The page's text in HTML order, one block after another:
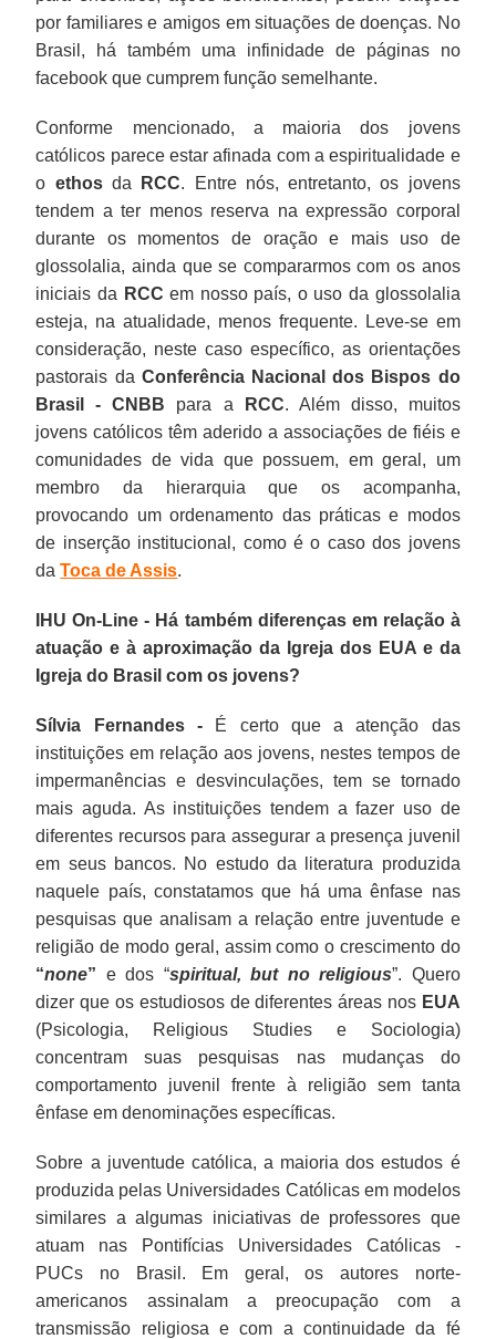
por familiares e amigos em situações de doenças. No
Brasil, há também uma infinidade de páginas no
facebook que cumprem função semelhante.
Conforme mencionado, a maioria dos jovens
católicos parece estar afinada com a espiritualidade e
o ethosda RCC. Entre nós, entretanto, os jovens
tendem a ter menos reserva na expressão corporal
durante os momentos de oração e mais uso de
glossolalia, ainda que se compararmos com os anos
iniciais da RCC em nosso país, o uso da glossolalia
esteja, na atualidade, menos frequente. Leve-se em
consideração, neste caso específico, as orientações
pastorais da Conferência Nacional dos Bispos do
Brasil - CNBB para a RCC. Além disso, muitos
jovens católicos têm aderido a associações de fiéis e
comunidades de vida que possuem, em geral, um
membro da hierarquia que os acompanha,
provocando um ordenamento das práticas e modos
de inserção institucional, como é o caso dos jovens
daToca de Assis.
IHU On-Line - Há também diferenças em relação à
atuação e à aproximação da Igreja dos EUA e da
Igreja do Brasil com os jovens?
Sílvia Fernandes -É certo que a atenção das
instituições em relação aos jovens, nestes tempos de
impermanências e desvinculações, tem se tornado
mais aguda. As instituições tendem a fazer uso de
diferentes recursos para assegurar a presença juvenil
em seus bancos. No estudo da literatura produzida
naquele país, constatamos que há uma ênfase nas
pesquisas que analisam a relação entre juventude e
religião de modo geral, assim como o crescimento do
“none” e dos “spiritual, but no religious”. Quero
dizer que os estudiosos de diferentes áreas nos EUA
(Psicologia, Religious Studies e Sociologia)
concentram suas pesquisas nas mudanças do
comportamento juvenil frente à religião sem tanta
ênfase em denominações específicas.
Sobre a juventude católica, a maioria dos estudos é
produzida pelas Universidades Católicas em modelos
similares a algumas iniciativas de professores que
atuam nas Pontifícias Universidades Católicas -
PUCs no Brasil. Em geral, os autores norte-
americanos assinalam a preocupação com a
transmissão religiosa e com a continuidade da fé